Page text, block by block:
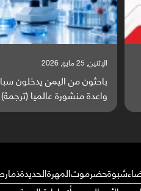
السبت, 23 مايو, 2026
صراع دولي يتصاعد قرب
ساحة مواجهة عالمية (ترجمة)
شبوةحضرموتالمهرةالحديدةذمار